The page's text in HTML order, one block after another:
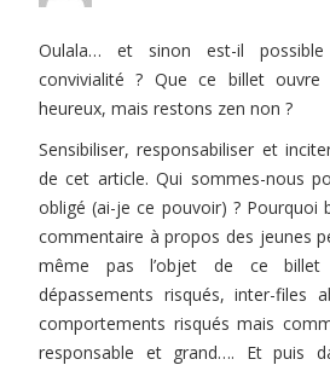
Oulala… et sinon est-il possible
convivialité ? Que ce billet ouvre
heureux, mais restons zen non ?
Sensibiliser, responsabiliser et
de cet article. Qui sommes-nous
obligé (ai-je ce pouvoir) ? Pourquoi
commentaire à propos des jeunes
même pas l’objet de ce
dépassements risqués, inter-files
comportements risqués mais
responsable et grand…. Et puis